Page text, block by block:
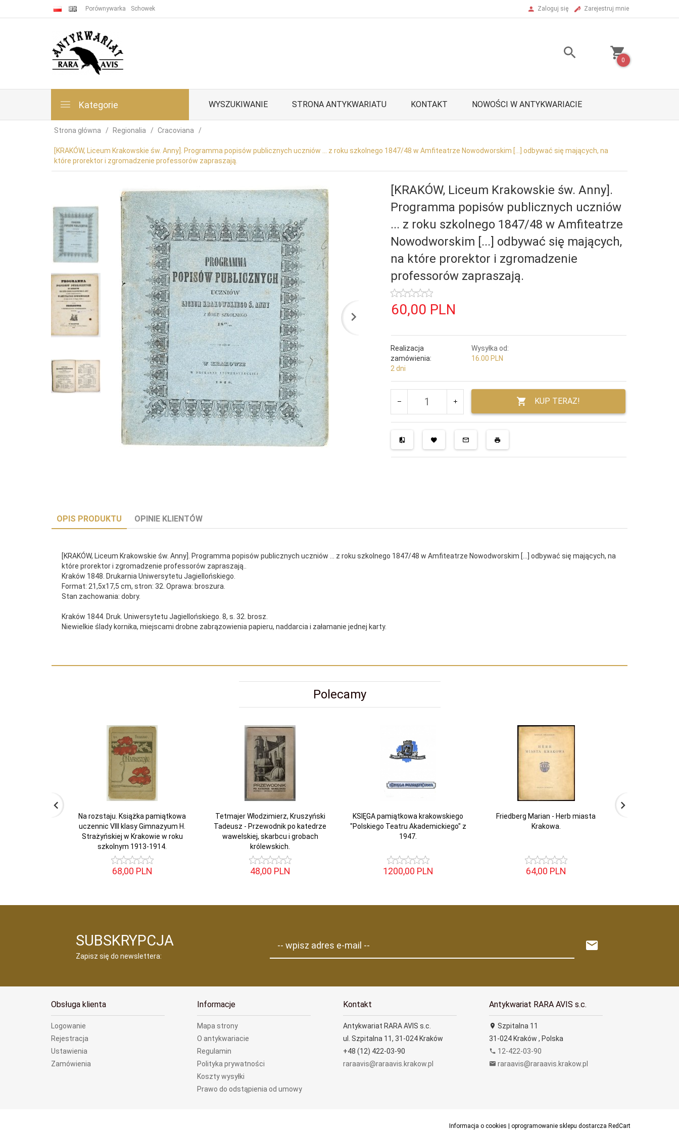
Porównywarka Schowek Zaloguj się Zarejestruj mnie
0
Kategorie WYSZUKIWANIE STRONA ANTYKWARIATU KONTAKT NOWOŚCI W ANTYKWARIACIE
Strona główna Regionalia Cracoviana
[KRAKÓW, Liceum Krakowskie św. Anny]. Programma popisów publicznych uczniów ... z roku szkolnego 1847/48 w Amfiteatrze Nowodworskim [...] odbywać się mających, na
które prorektor i zgromadzenie professorów zapraszają.
[KRAKÓW, Liceum Krakowskie św. Anny].
Programma popisów publicznych uczniów
... z roku szkolnego 1847/48 w Amfiteatrze
Nowodworskim [...] odbywać się mających,
na które prorektor i zgromadzenie
professorów zapraszają.
60,00 PLN
Realizacja
zamówienia:
2 dni
Wysyłka od:
16.00 PLN
KUP TERAZ!
OPIS PRODUKTU OPINIE KLIENTÓW
[KRAKÓW, Liceum Krakowskie św. Anny]. Programma popisów publicznych uczniów ... z roku szkolnego 1847/48 w Amfiteatrze Nowodworskim [...] odbywać się mających, na
które prorektor i zgromadzenie professorów zapraszają..
Kraków 1848. Drukarnia Uniwersytetu Jagiellońskiego.
Format: 21,5x17,5 cm, stron: 32. Oprawa: broszura.
Stan zachowania: dobry.
Kraków 1844. Druk. Uniwersytetu Jagiellońskiego. 8, s. 32. brosz.
Niewielkie ślady kornika, miejscami drobne zabrązowienia papieru, naddarcia i załamanie jednej karty.
Polecamy
Na rozstaju. Książka pamiątkowa
uczennic VIII klasy Gimnazyum H.
Strażyńskiej w Krakowie w roku
szkolnym 1913-1914.
68,00 PLN
Tetmajer Włodzimierz, Kruszyński
Tadeusz - Przewodnik po katedrze
wawelskiej, skarbcu i grobach
królewskich.
48,00 PLN
KSIĘGA pamiątkowa krakowskiego
"Polskiego Teatru Akademickiego" z
1947.
1200,00 PLN
Friedberg Marian - Herb miasta
Krakowa.
64,00 PLN
SUBSKRYPCJA
Zapisz się do newslettera:
-- wpisz adres e-mail --
Obsługa klienta
Logowanie
Rejestracja
Ustawienia
Zamówienia
Informacje
Mapa strony
O antykwariacie
Regulamin
Polityka prywatności
Koszty wysyłki
Prawo do odstąpienia od umowy
Kontakt
Antykwariat RARA AVIS s.c.
ul. Szpitalna 11, 31-024 Kraków
+48 (12) 422-03-90
raraavis@raraavis.krakow.pl
Antykwariat RARA AVIS s.c.
Szpitalna 11
31-024 Kraków , Polska
12-422-03-90
raraavis@raraavis.krakow.pl
Informacja o cookies oprogramowanie sklepu dostarcza RedCart